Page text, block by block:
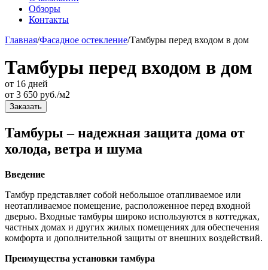
Обзоры
Контакты
Главная/Фасадное остекление/Тамбуры перед входом в дом
Тамбуры перед входом в дом
от 16 дней
от 3 650 руб./м2
Заказать
Тамбуры – надежная защита дома от
холода, ветра и шума
Введение
Тамбур представляет собой небольшое отапливаемое или
неотапливаемое помещение, расположенное перед входной
дверью. Входные тамбуры широко используются в коттеджах,
частных домах и других жилых помещениях для обеспечения
комфорта и дополнительной защиты от внешних воздействий.
Преимущества установки тамбура